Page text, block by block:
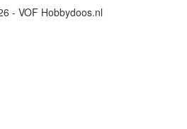
- VOF Hobbydoos.nl